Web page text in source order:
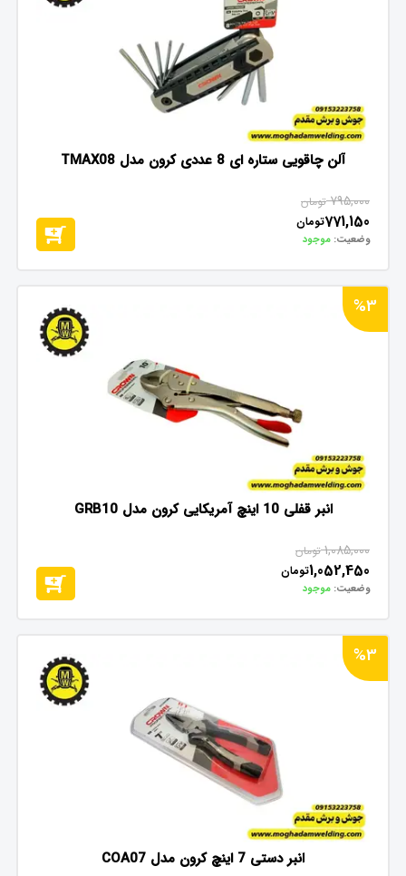
آلن چاقویی ستاره ای 8 عددی کرون مدل TMAX08
795,000 تومان
771,150تومان
وضعیت: موجود
%3
انبر قفلی 10 اینچ آمریکایی کرون مدل GRB10
1,085,000 تومان
1,052,450تومان
وضعیت: موجود
%3
انبر دستی 7 اینچ کرون مدل COA07